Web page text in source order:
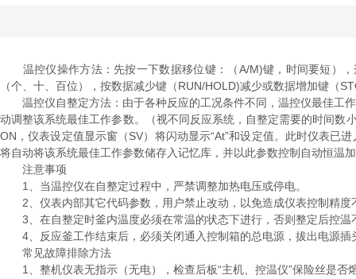
温控仪操作方法：先按一下数据移位键：（A/M)键，时间要短），
（个、十、百位），按数据减少键（RUN/HOLD)减少或数据增加键（
温控仪自整定方法：由于各种反应的工况条件不同，温控仪最佳工作
动调整该系统最佳工作参数。（视不同反应系统，自整定需要的时间
ON，仪表设定值显示窗（SV）将闪动显示“At”和设定值。此时仪表已
将自动将该系统最佳工作参数储存入记忆库，并以此参数控制自动恒温
注意事项
1、当温控仪在自整定过程中，严禁调整加热电压或停电。
2、仪表内部其它代码参数，用户禁止改动，以免造成仪表控制精度
3、在自整定时釜内温度必须在常温的状态下进行，否则整定后控温
4、反应釜工作结束后，必须关闭通入控制箱的总电源，拔出电源插
常见故障排除方法
1、整机仪表无指示（无电），检查后板“主机、控温仪”保险丝是否